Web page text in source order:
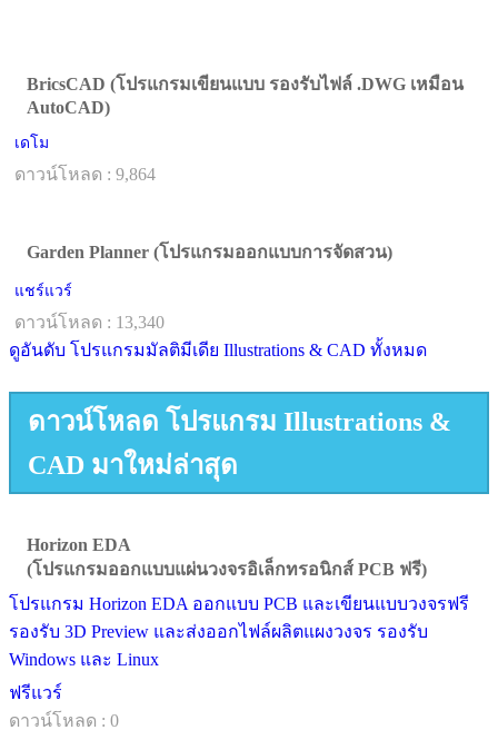
BricsCAD (โปรแกรมเขียนแบบ รองรับไฟล์ .DWG เหมือน
AutoCAD)
เดโม
ดาวน์โหลด : 9,864
Garden Planner (โปรแกรมออกแบบการจัดสวน)
แชร์แวร์
ดาวน์โหลด : 13,340
ดูอันดับ โปรแกรมมัลติมีเดีย Illustrations & CAD ทั้งหมด
ดาวน์โหลด โปรแกรม Illustrations &
CAD มาใหม่ล่าสุด
Horizon EDA
(โปรแกรมออกแบบแผ่นวงจรอิเล็กทรอนิกส์ PCB ฟรี)
โปรแกรม Horizon EDA ออกแบบ PCB และเขียนแบบวงจรฟรี
รองรับ 3D Preview และส่งออกไฟล์ผลิตแผงวงจร รองรับ
Windows และ Linux
ฟรีแวร์
ดาวน์โหลด : 0